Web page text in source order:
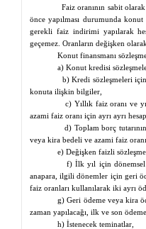
Faiz oranının sabit
önce yapılması durumunda
gerekli faiz indirimi yapılarak
geçemez . Oranların değişken
Konut finansmanı
a) Konut kredisi
b) Kredi sözleşmeleri
konuta ilişkin bilgiler,
c) Yıllık faiz oranı ve
azami faiz oranı için ayrı ayrı
d) Toplam borç
veya kira bedeli ve azami faiz
e) Değişken faizli
f) İlk yıl için dönemsel
anapara, ilgili dönemler için geri
faiz oranları kullanılarak iki ayrı
g) Geri ödeme veya kira
zaman yapılacağı, ilk ve son
h) İstenecek teminatlar,